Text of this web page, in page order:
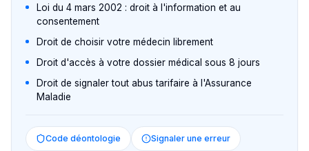
Loi du 4 mars 2002 : droit à l'information et au
consentement
Droit de choisir votre médecin librement
Droit d'accès à votre dossier médical sous 8 jours
Droit de signaler tout abus tarifaire à l'Assurance
Maladie
Code déontologie Signaler une erreur